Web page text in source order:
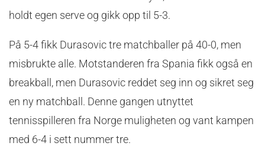
holdt egen serve og gikk opp til 5-3.
På 5-4 fikk Durasovic tre matchballer på 40-0, men
misbrukte alle. Motstanderen fra Spania fikk også en
breakball, men Durasovic reddet seg inn og sikret seg
en ny matchball. Denne gangen utnyttet
tennisspilleren fra Norge muligheten og vant kampen
med 6-4 i sett nummer tre.